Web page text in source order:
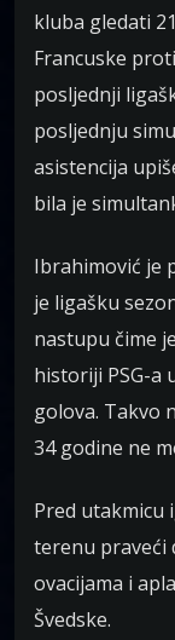
kluba gledati
Francuske
posljednji
posljednju
asistencija
bila je
Ibrahimović je
je ligašku
nastupu čime
historiji PSG-a
golova. Takvo
34 godine ne
Pred utakmicu
terenu praveći
ovacijama i
Švedske.